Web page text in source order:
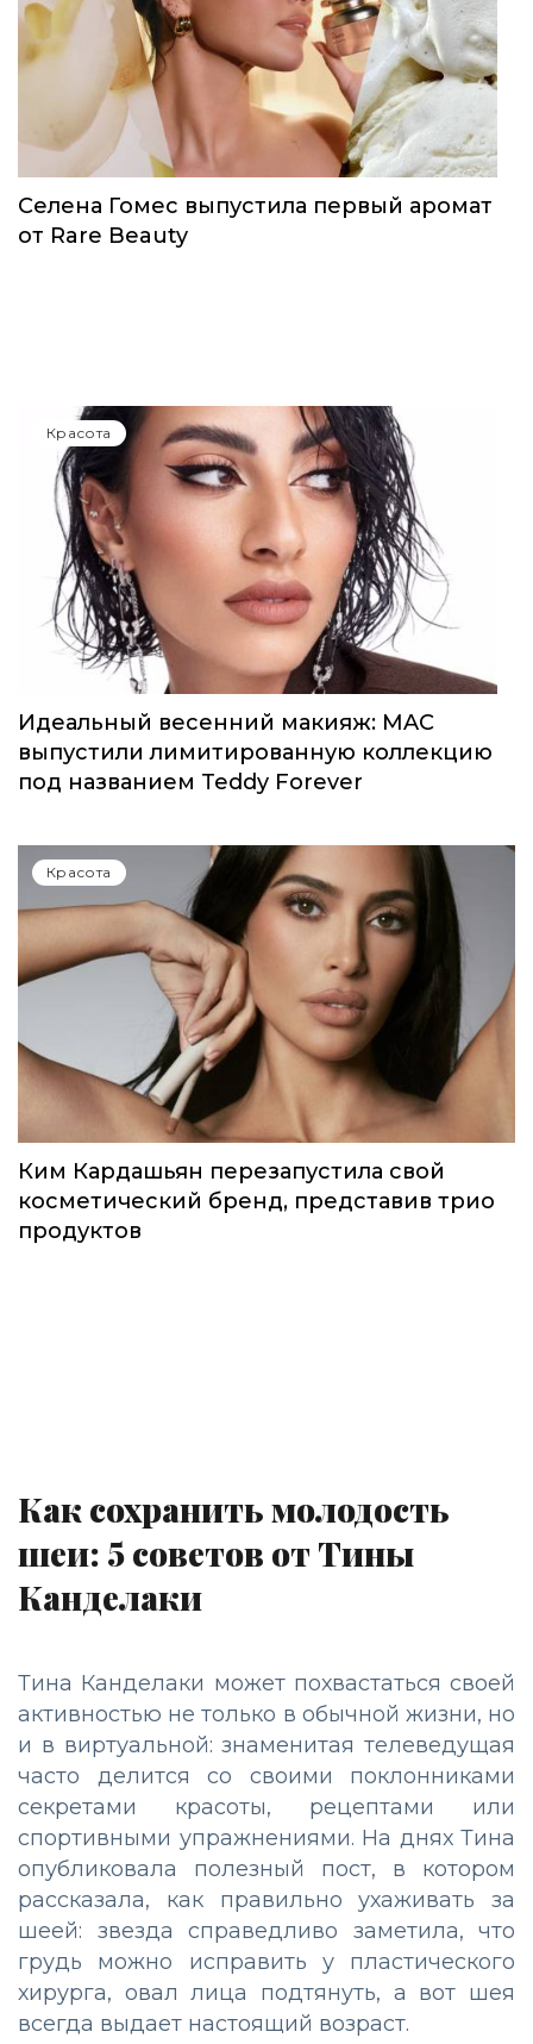
Селена Гомес выпустила первый аромат
от Rare Beauty
Красота
Идеальный весенний макияж: MAC
выпустили лимитированную коллекцию
под названием Teddy Forever
Красота
Ким Кардашьян перезапустила свой
косметический бренд, представив трио
продуктов
Как сохранить молодость
шеи: 5 советов от Тины
Канделаки
Тина Канделаки может похвастаться своей
активностью не только в обычной жизни, но
и в виртуальной:знаменитая телеведущая
часто
делится со своими
поклонниками
секретами
красоты, рецептами
или
спортивными упражнениями. На днях Тина
опубликовала
полезный пост, в
котором
рассказала, как правильно ухаживать
за
шеей: звезда справедливо заметила, что
грудь
можно исправить у
пластического
хирурга, овал лица подтянуть, а вот шея
всегда выдает настоящий возраст.